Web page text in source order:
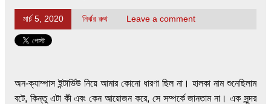
মার্চ 5, 2020 নির্ঝর রুথ Leave a comment
অন-ক্যাম্পাস ইন্টার্ভিউ নিয়ে আমার কোনো ধারণা ছিল না। হালকা নাম শুনেছিলাম
বটে, কিন্তু এটা কী এবং কেন আয়োজন করে, সে সম্পর্কে জানতাম না। এক সুন্দর